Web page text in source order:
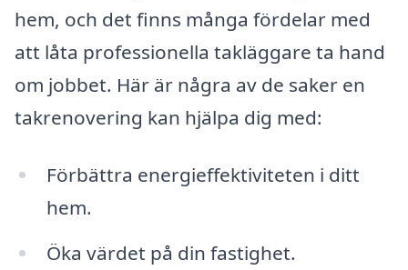
hem, och det finns många fördelar med
att låta professionella takläggare ta hand
om jobbet. Här är några av de saker en
takrenovering kan hjälpa dig med:
Förbättra energieffektiviteten i ditt
hem.
Öka värdet på din fastighet.